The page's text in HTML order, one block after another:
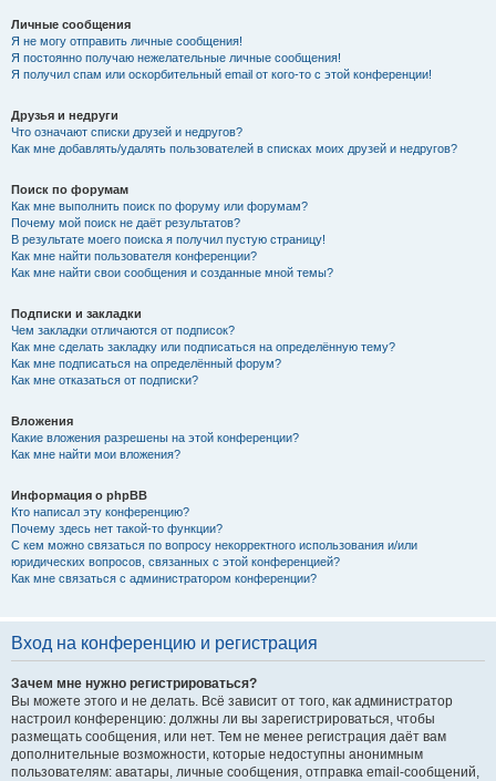
Личные сообщения
Я не могу отправить личные сообщения!
Я постоянно получаю нежелательные личные сообщения!
Я получил спам или оскорбительный email от кого-то с этой конференции!
Друзья и недруги
Что означают списки друзей и недругов?
Как мне добавлять/удалять пользователей в списках моих друзей и недругов?
Поиск по форумам
Как мне выполнить поиск по форуму или форумам?
Почему мой поиск не даёт результатов?
В результате моего поиска я получил пустую страницу!
Как мне найти пользователя конференции?
Как мне найти свои сообщения и созданные мной темы?
Подписки и закладки
Чем закладки отличаются от подписок?
Как мне сделать закладку или подписаться на определённую тему?
Как мне подписаться на определённый форум?
Как мне отказаться от подписки?
Вложения
Какие вложения разрешены на этой конференции?
Как мне найти мои вложения?
Информация о phpBB
Кто написал эту конференцию?
Почему здесь нет такой-то функции?
С кем можно связаться по вопросу некорректного использования и/или
юридических вопросов, связанных с этой конференцией?
Как мне связаться с администратором конференции?
Вход на конференцию и регистрация
Зачем мне нужно регистрироваться?
Вы можете этого и не делать. Всё зависит от того, как администратор
настроил конференцию: должны ли вы зарегистрироваться, чтобы
размещать сообщения, или нет. Тем не менее регистрация даёт вам
дополнительные возможности, которые недоступны анонимным
пользователям: аватары, личные сообщения, отправка email-сообщений,